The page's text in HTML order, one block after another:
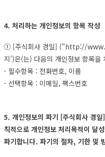
4. 처리하는 개인정보의 항목 작성
① [주식회사 경일] ("http://
지')은(는) 다음의 개인정보 항목을
- 필수항목 : 전화번호, 이름
- 선택항목 : 이메일, 팩스번호
5. 개인정보의 파기 [주식회사 경
칙적으로 개인정보 처리목적이 달
파기합니다. 파기의 절차, 기한 및